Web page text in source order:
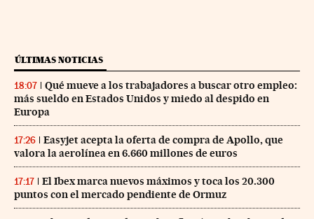
ÚLTIMAS NOTICIAS
18:07
Qué mueve a los trabajadores a buscar otro empleo:
más sueldo en Estados Unidos y miedo al despido en
Europa
17:26
Easyjet acepta la oferta de compra de Apollo, que
valora la aerolínea en 6.660 millones de euros
17:17
El Ibex marca nuevos máximos y toca los 20.300
puntos con el mercado pendiente de Ormuz